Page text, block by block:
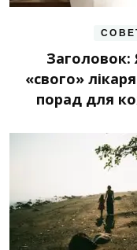
Заголовок:
«свого»
порад для